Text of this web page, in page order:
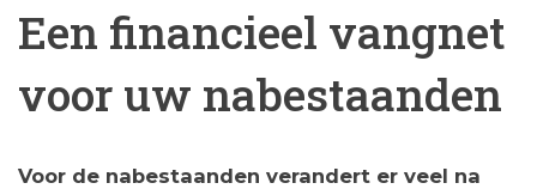
Een financieel vangnet
voor uw nabestaanden
Voor de nabestaanden verandert er veel na